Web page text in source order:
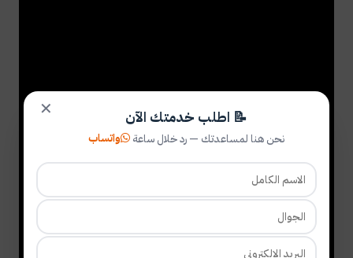
✕ 📝 اطلب خدمتك الآن
نحن هنا لمساعدتك — رد خلال ساعة واتساب